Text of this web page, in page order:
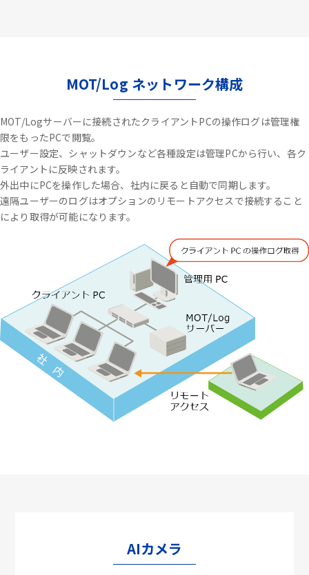
MOT/Log ネットワーク構成
MOT/Logサーバーに接続されたクライアントPCの操作ログは管理権
限をもったPCで閲覧。
ユーザー設定、シャットダウンなど各種設定は管理PCから行い、各ク
ライアントに反映されます。
外出中にPCを操作した場合、社内に戻ると自動で同期します。
遠隔ユーザーのログはオプションのリモートアクセスで接続すること
により取得が可能になります。
AIカメラ